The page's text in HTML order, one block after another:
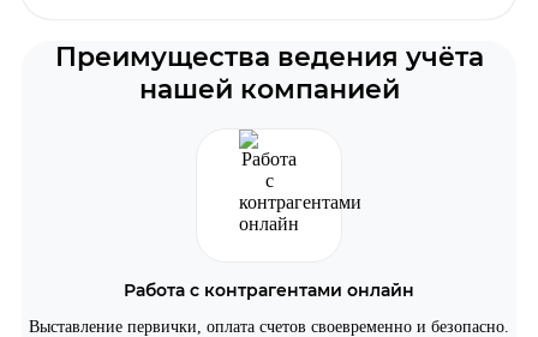
Преимущества ведения учёта
нашей компанией
Работа с контрагентами онлайн
Выставление первички, оплата счетов своевременно и безопасно.